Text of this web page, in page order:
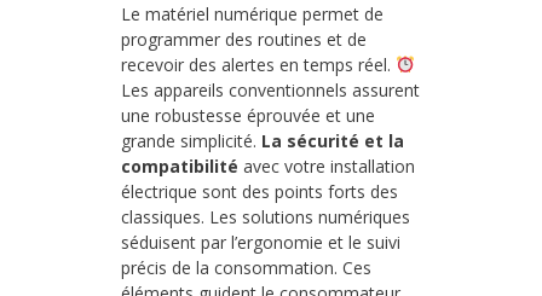
Le matériel numérique permet de
programmer des routines et de
recevoir des alertes en temps réel.
Les appareils conventionnels assurent
une robustesse éprouvée et une
grande simplicité. La sécurité et la
compatibilité avec votre installation
électrique sont des points forts des
classiques. Les solutions numériques
séduisent par l’ergonomie et le suivi
précis de la consommation. Ces